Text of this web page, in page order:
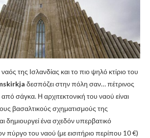
της Ισλανδίας και το πιο ψηλό κτίριο του
δεσπόζει στην πόλη σαν… πέτρινος
σάγκα. Η αρχιτεκτονική του ναού είναι
βασαλτικούς σχηματισμούς της
δημιουργεί ένα σχεδόν υπερβατικό
πύργο του ναού (με εισιτήριο περίπου 10 €)